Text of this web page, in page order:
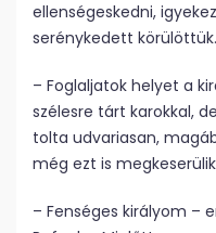
ellenségeskedni,
serénykedett körülöttük.
– Foglaljatok helyet a
szélesre tárt karokkal,
tolta udvariasan,
még ezt is
– Fenséges királyom –